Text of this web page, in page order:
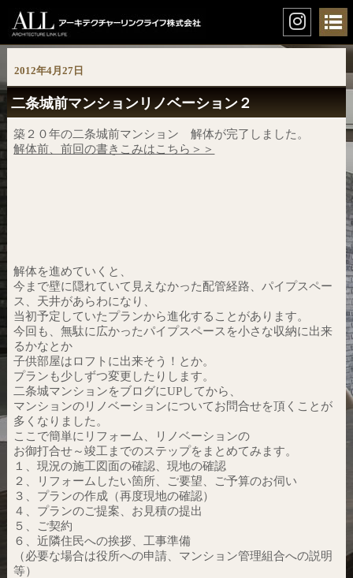
2012年4月27日
二条城前マンションリノベーション２
築２０年の二条城前マンション 解体が完了しました。
解体前、前回の書きこみはこちら＞＞
解体を進めていくと、
今まで壁に隠れていて見えなかった配管経路、パイプスペー
ス、天井があらわになり、
当初予定していたプランから進化することがあります。
今回も、無駄に広かったパイプスペースを小さな収納に出来
るかなとか
子供部屋はロフトに出来そう！とか。
プランも少しずつ変更したりします。
二条城マンションをブログにUPしてから、
マンションのリノベーションについてお問合せを頂くことが
多くなりました。
ここで簡単にリフォーム、リノベーションの
お御打合せ～竣工までのステップをまとめてみます。
１、現況の施工図面の確認、現地の確認
２、リフォームしたい箇所、ご要望、ご予算のお伺い
３、プランの作成（再度現地の確認）
４、プランのご提案、お見積の提出
５、ご契約
６、近隣住民への挨拶、工事準備
（必要な場合は役所への申請、マンション管理組合への説明
等）